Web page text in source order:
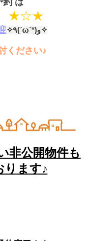
★☆★
✧٩(ˊωˋ*)و✧
ください♪
非公開物件も
ります♪